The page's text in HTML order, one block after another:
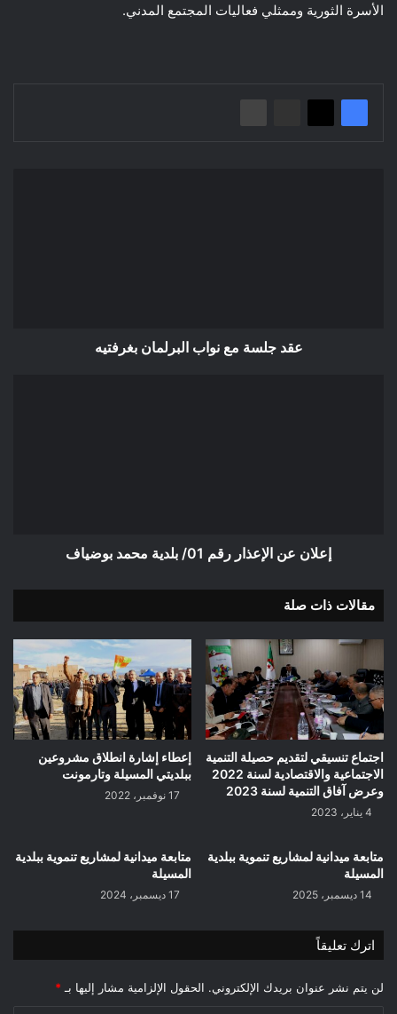
الأسرة الثورية وممثلي فعاليات المجتمع المدني.
عقد جلسة مع نواب البرلمان بغرفتيه
إعلان عن الإعذار رقم 01/ بلدية محمد بوضياف
مقالات ذات صلة
اجتماع تنسيقي لتقديم حصيلة التنمية
الاجتماعية والاقتصادية لسنة 2022
وعرض آفاق التنمية لسنة 2023
4 يناير، 2023
إعطاء إشارة انطلاق مشروعين
ببلديتي المسيلة وتارمونت
17 نوفمبر، 2022
متابعة ميدانية لمشاريع تنموية ببلدية
المسيلة
14 ديسمبر، 2025
متابعة ميدانية لمشاريع تنموية ببلدية
المسيلة
17 ديسمبر، 2024
اترك تعليقاً
لن يتم نشر عنوان بريدك الإلكتروني. الحقول الإلزامية مشار إليها بـ *